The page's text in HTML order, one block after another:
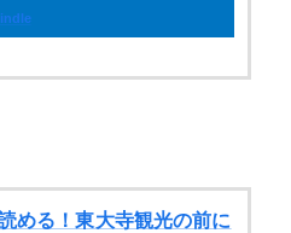
める！東大寺観光の前に